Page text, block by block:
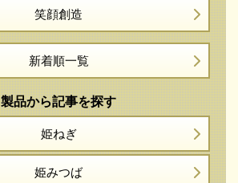
笑顔創造
新着順一覧
製品から記事を探す
姫ねぎ
姫みつば